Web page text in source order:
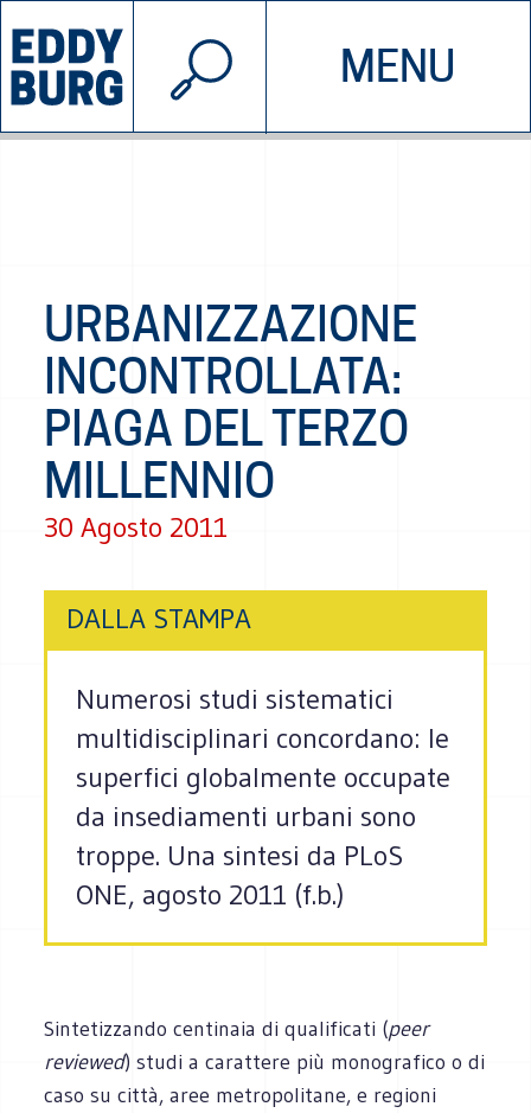
MENU
INIZIATIVE CHI SIAMO
© 2026 EDDYBURG
URBANIZZAZIONE
INCONTROLLATA:
PIAGA DEL TERZO
MILLENNIO
30 Agosto 2011
DALLA STAMPA
Numerosi studi sistematici
multidisciplinari concordano: le
superfici globalmente occupate
da insediamenti urbani sono
troppe. Una sintesi da PLoS
ONE, agosto 2011 (f.b.)
Sintetizzando centinaia di qualificati (peer
reviewed) studi a carattere più monografico o di
caso su città, aree metropolitane, e regioni